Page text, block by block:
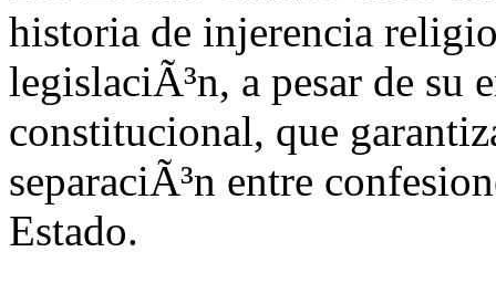
historia de injerencia
legislaciÃ³n, a pesar de su
constitucional, que
separaciÃ³n entre
Estado.